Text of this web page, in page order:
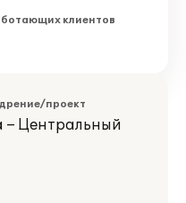
клиентов
проект
– Центральный